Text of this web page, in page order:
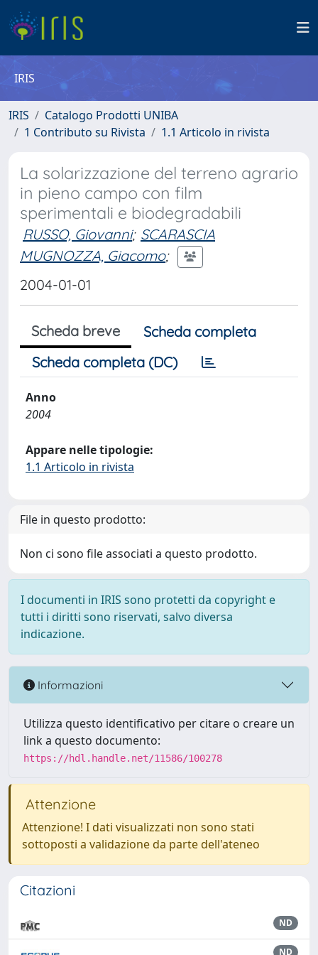
IRIS
IRIS
Catalogo Prodotti UNIBA
1 Contributo su Rivista
1.1 Articolo in rivista
La solarizzazione del terreno agrario
in pieno campo con film
sperimentali e biodegradabili
RUSSO, Giovanni; SCARASCIA
MUGNOZZA, Giacomo;
2004-01-01
Scheda breve
Scheda completa
Scheda completa (DC)
Anno
2004
Appare nelle tipologie:
1.1 Articolo in rivista
File in questo prodotto:
Non ci sono file associati a questo prodotto.
I documenti in IRIS sono protetti da copyright e
tutti i diritti sono riservati, salvo diversa
indicazione.
Informazioni
Utilizza questo identificativo per citare o creare un
link a questo documento:
https://hdl.handle.net/11586/100278
Attenzione
Attenzione! I dati visualizzati non sono stati
sottoposti a validazione da parte dell'ateneo
Citazioni
ND
ND